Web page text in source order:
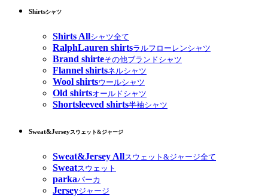
Shirtsシャツ
Shirts Allシャツ全て
RalphLauren shirtsラルフローレンシャツ
Brand shirteその他ブランドシャツ
Flannel shirtsネルシャツ
Wool shirtsウールシャツ
Old shirtsオールドシャツ
Shortsleeved shirts半袖シャツ
Sweat&Jerseyスウェット&ジャージ
Sweat&Jersey Allスウェット&ジャージ全て
Sweatスウェット
parkaパーカ
Jerseyジャージ